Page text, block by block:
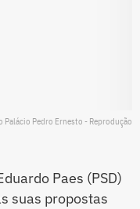
Palácio Pedro Ernesto - Reprodução
Paes (PSD)
suas propostas